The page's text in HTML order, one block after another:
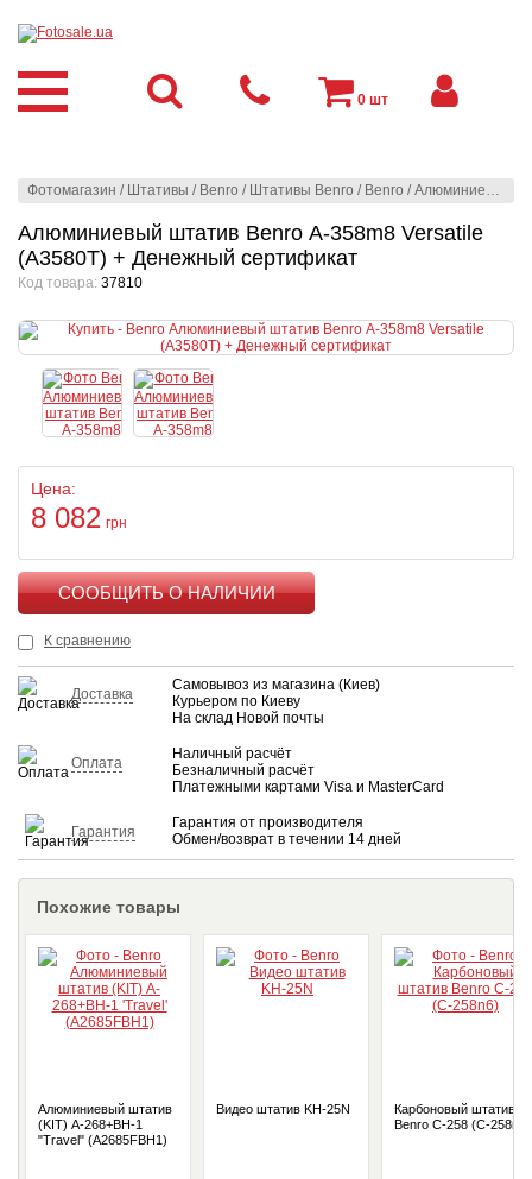
Фотомагазин / Штативы / Benro / Штативы Benro / Benro /Алюминиевый штатив Benro А-358m8 Versatile (A3580T) + Денежный сертификат
Алюминиевый штатив Benro А-358m8 Versatile
(A3580T) + Денежный сертификат
Код товара: 37810
Цена:
8 082 грн
К сравнению
Доставка
Самовывоз из магазина (Киев)
Курьером по Киеву
На склад Новой почты
Оплата
Наличный расчёт
Безналичный расчёт
Платежными картами Visa и MasterCard
Гарантия
Гарантия от производителя
Обмен/возврат в течении 14 дней
Похожие товары
Алюминиевый штатив
(KIT) A-268+BH-1
"Travel" (A2685FBH1)
Видео штатив KH-25N
Карбоновый штатив
Benro C-258 (C-258n6)
0 шт